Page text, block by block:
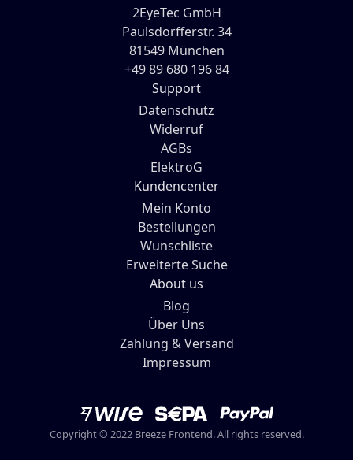
2EyeTec GmbH
Paulsdorfferstr. 34
81549 München
+49 89 680 196 84
Support
Datenschutz
Widerruf
AGBs
ElektroG
Kundencenter
Mein Konto
Bestellungen
Wunschliste
Erweiterte Suche
About us
Blog
Über Uns
Zahlung & Versand
Impressum
Copyright © 2022 Breeze Frontend. All rights reserved.